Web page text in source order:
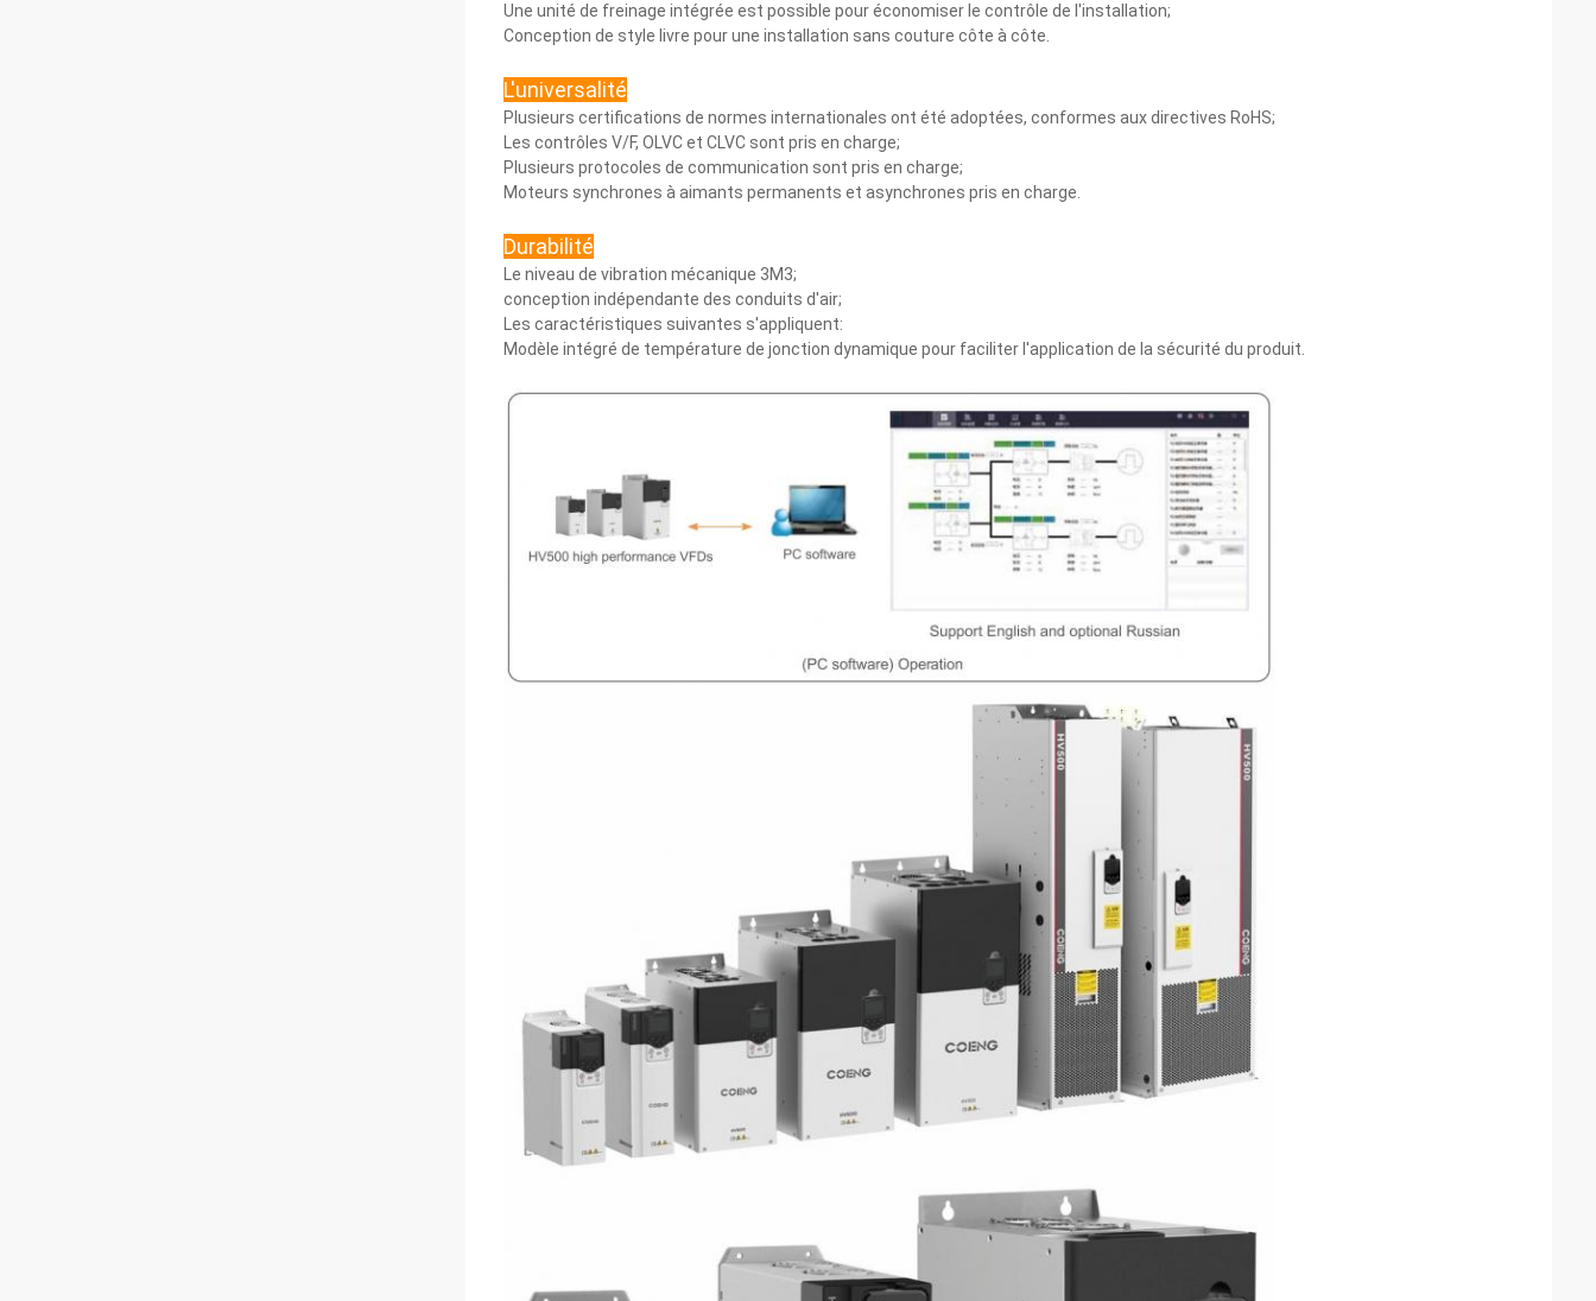
Une unité de freinage intégrée est possible pour économiser le contrôle de l'installation;
Conception de style livre pour une installation sans couture côte à côte.
L'universalité
Plusieurs certifications de normes internationales ont été adoptées, conformes aux directives RoHS;
Les contrôles V/F, OLVC et CLVC sont pris en charge;
Plusieurs protocoles de communication sont pris en charge;
Moteurs synchrones à aimants permanents et asynchrones pris en charge.
Durabilité
Le niveau de vibration mécanique 3M3;
conception indépendante des conduits d'air;
Les caractéristiques suivantes s'appliquent:
Modèle intégré de température de jonction dynamique pour faciliter l'application de la sécurité du produit.